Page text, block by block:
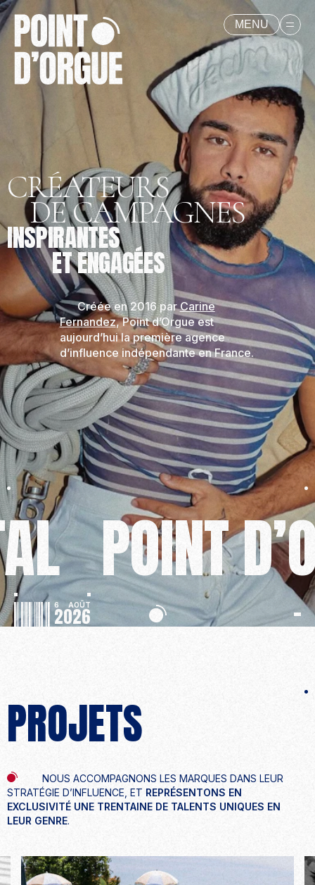
MENU
CRÉATEURS
DE CAMPAGNES
INSPIRANTES
ET ENGAGÉES
Créée en 2016 parCarine
Fernandez, Point d’Orgue est
aujourd’hui la première agence
d’influence indépendante en France.
POINT
6 AOÛT
2026
PROJETS
NOUS ACCOMPAGNONS LES MARQUES DANS LEUR
STRATÉGIE D’INFLUENCE, ET REPRÉSENTONS EN
EXCLUSIVITÉ UNE TRENTAINE DE TALENTS UNIQUES EN
LEUR GENRE.